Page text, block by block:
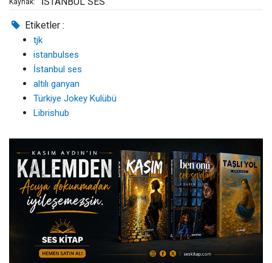
Kaynak:
Etiketler :
tjk
istanbulses
İstanbul ses
altılı ganyan
Türkiye Jokey Kulübü
Librishub